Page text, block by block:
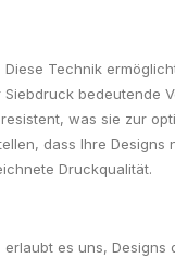
Technik
bedeutende
was sie zur
dass Ihre
Druckqualität.
es uns,